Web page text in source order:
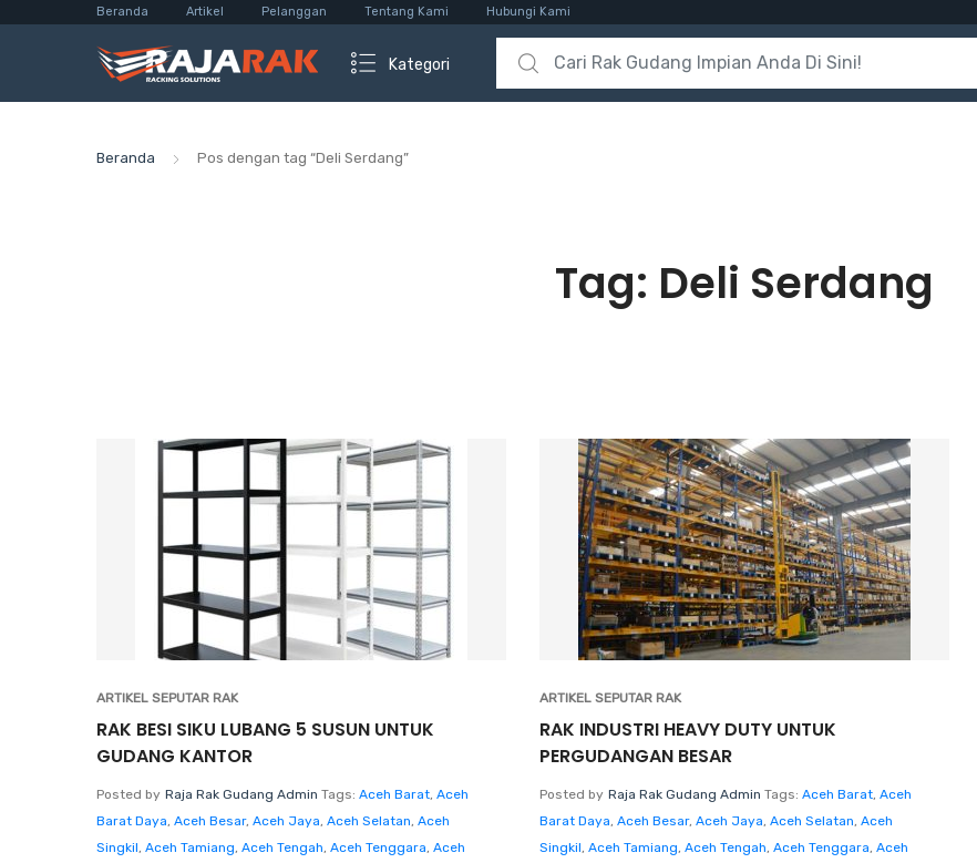
Beranda Artikel Pelanggan Tentang Kami Hubungi Kami
Kategori
Search for:
Beranda Pos dengan tag “Deli Serdang”
Tag: Deli Serdang
ARTIKEL SEPUTAR RAK
RAK BESI SIKU LUBANG 5 SUSUN UNTUK
GUDANG KANTOR
Posted by Raja Rak Gudang Admin Tags: Aceh Barat, Aceh
Barat Daya, Aceh Besar, Aceh Jaya, Aceh Selatan, Aceh
Singkil, Aceh Tamiang, Aceh Tengah, Aceh Tenggara, Aceh
ARTIKEL SEPUTAR RAK
RAK INDUSTRI HEAVY DUTY UNTUK
PERGUDANGAN BESAR
Posted by Raja Rak Gudang Admin Tags: Aceh Barat, Aceh
Barat Daya, Aceh Besar, Aceh Jaya, Aceh Selatan, Aceh
Singkil, Aceh Tamiang, Aceh Tengah, Aceh Tenggara, Aceh